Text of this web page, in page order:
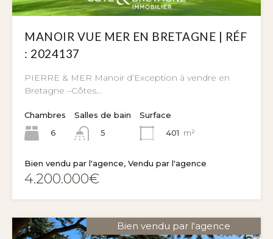
MANOIR VUE MER EN BRETAGNE | RÉF
: 2024137
PIERRE & MER Manoir d’Exception à vendre en
Bretagne –Côtes…
Chambres
6
Salles de bain
5
Surface
401 m²
Bien vendu par l'agence, Vendu par l'agence
4.200.000€
Bien vendu par l'agence